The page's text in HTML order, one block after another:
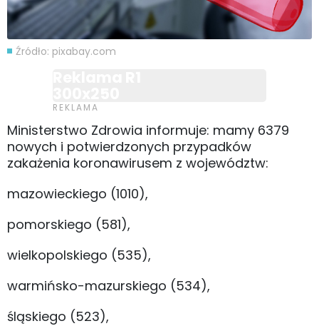
Źródło: pixabay.com
Ministerstwo Zdrowia informuje: mamy 6379
nowych i potwierdzonych przypadków
zakażenia koronawirusem z województw:
mazowieckiego (1010),
pomorskiego (581),
wielkopolskiego (535),
warmińsko-mazurskiego (534),
śląskiego (523),